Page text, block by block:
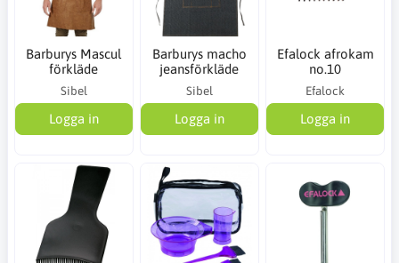
Barburys Mascul
förkläde
Sibel
Logga in
Barburys macho
jeansförkläde
Sibel
Logga in
Efalock afrokam
no.10
Efalock
Logga in